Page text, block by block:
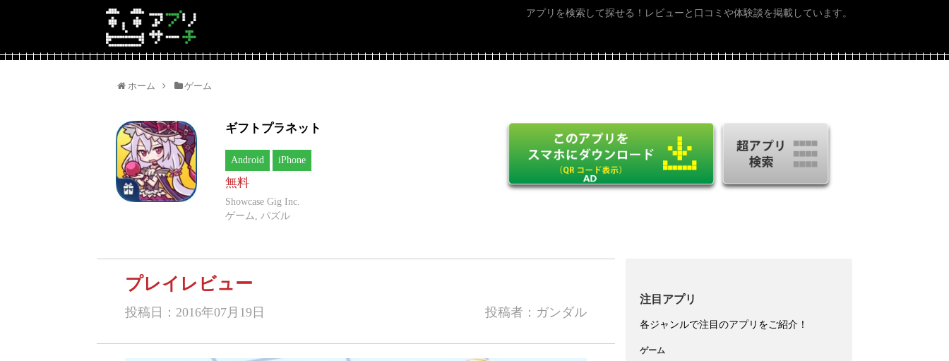
アプリを検索して探せる！レビューと口コミや体験談を掲載しています。
ホーム ゲーム
ギフトプラネット
Android iPhone
無料
Showcase Gig Inc.
ゲーム, パズル
プレイレビュー
投稿日：2016年07月19日 投稿者：ガンダル
注目アプリ
各ジャンルで注目のアプリをご紹介！
ゲーム